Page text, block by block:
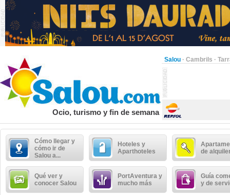
Salou · Cambrils ·
Ocio, turismo y fin de semana
Cómo llegar y
cómo ir de
Salou a...
Hoteles y
Aparthoteles
de
Qué ver y
conocer Salou
PortAventura y
mucho más
Guía
y de